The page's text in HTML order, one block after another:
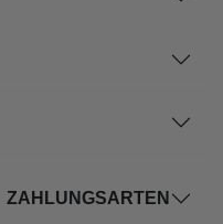
ZAHLUNGSARTEN